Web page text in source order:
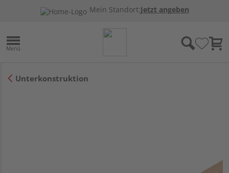
Mein Standort:Jetzt angeben
Unterkonstruktion